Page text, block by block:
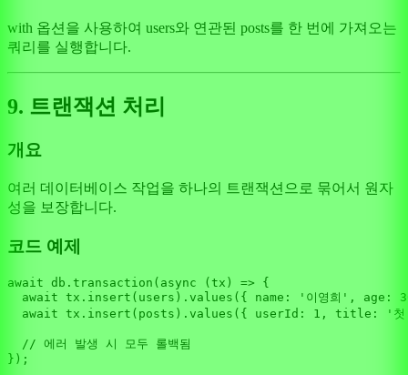
with 옵션을 사용하여 users와 연관된 posts를 한 번에 가져오는
쿼리를 실행합니다.
9. 트랜잭션 처리
개요
여러 데이터베이스 작업을 하나의 트랜잭션으로 묶어서 원자
성을 보장합니다.
코드 예제
await db. transaction ( async (tx) => {
await tx. insert (users). values ({ name : '이영희' , age :
await tx. insert (posts). values ({ userId : 1 , title : '
// 에러 발생 시 모두 롤백됨